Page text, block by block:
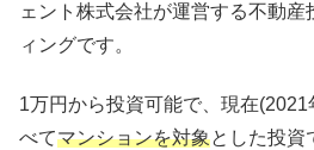
ェント株式会社が運営する不動
ィングです。
1万円から投資可能で、現在
べてマンションを対象とした投資